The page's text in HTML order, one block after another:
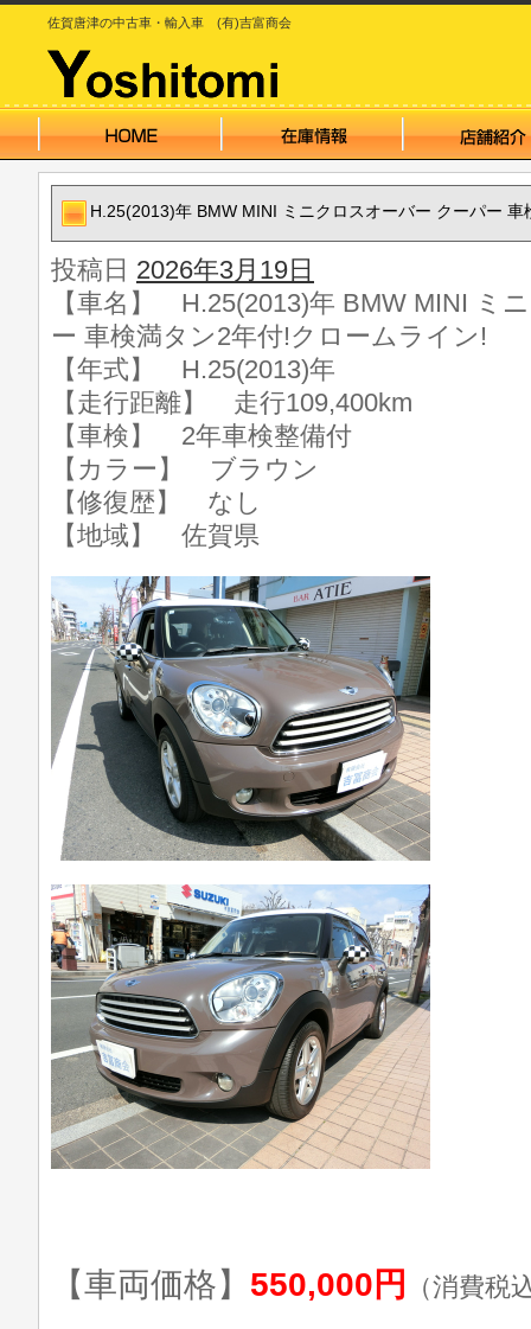
佐賀唐津の中古車・輸入車 (有)吉富商会
H.25(2013)年 BMW MINI ミニクロスオーバー クーパー
投稿日 2026年3月19日
【車名】 H.25(2013)年 BMW MINI ミ
ー 車検満タン2年付!クロームライン!
【年式】 H.25(2013)年
【走行距離】 走行109,400km
【車検】 2年車検整備付
【カラー】 ブラウン
【修復歴】 なし
【地域】 佐賀県
【車両価格】 550,000円 （消費税